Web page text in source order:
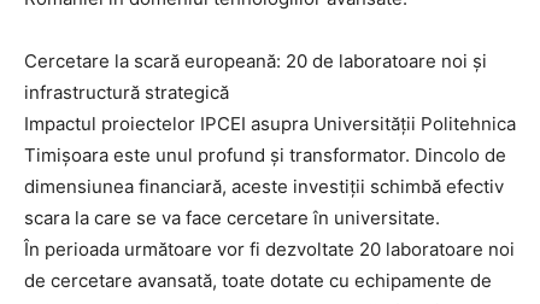
Cercetare la scară europeană: 20 de laboratoare noi și
infrastructură strategică
Impactul proiectelor IPCEI asupra Universității Politehnica
Timișoara este unul profund și transformator. Dincolo de
dimensiunea financiară, aceste investiții schimbă efectiv
scara la care se va face cercetare în universitate.
În perioada următoare vor fi dezvoltate 20 laboratoare noi
de cercetare avansată, toate dotate cu echipamente de